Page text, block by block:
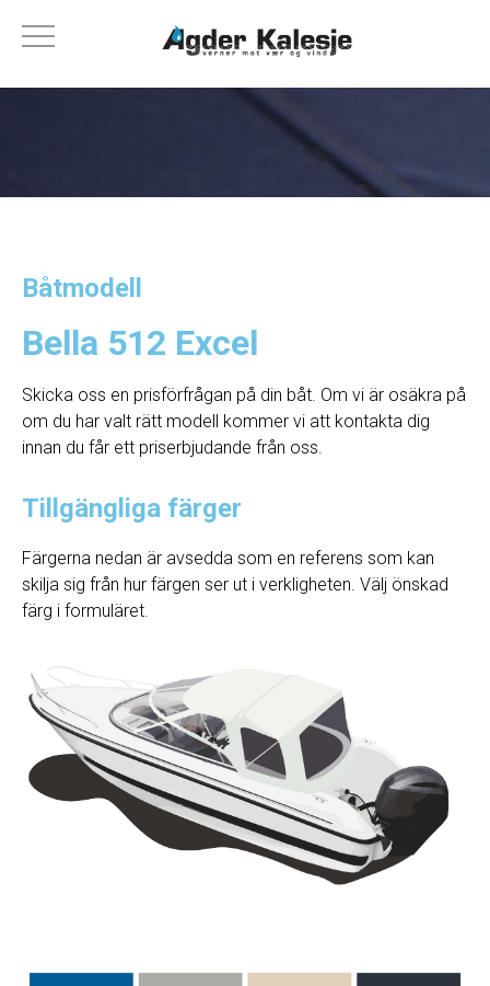
Båtmodell
Bella 512 Excel
Skicka oss en prisförfrågan på din båt. Om vi ​​är osäkra på
om du har valt rätt modell kommer vi att kontakta dig
innan du får ett priserbjudande från oss.
Tillgängliga färger
Färgerna nedan är avsedda som en referens som kan
skilja sig från hur färgen ser ut i verkligheten. Välj önskad
färg i formuläret.